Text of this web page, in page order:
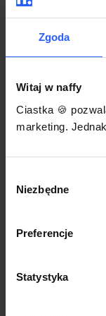
Zgoda
Witaj w naffy
Ciastka 🍪
marketing.
zgody
Niezbędne
Preferencje
Statystyka
Korzystaj
Włącz
Każdy produkt
gdzie się nim